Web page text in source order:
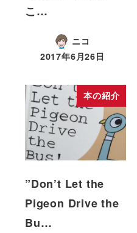
こ…
ニコ
2017年6月26日
本の紹介
”Don’t Let the
Pigeon Drive the
Bu…